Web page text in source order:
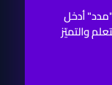
أدخل
والتميّز